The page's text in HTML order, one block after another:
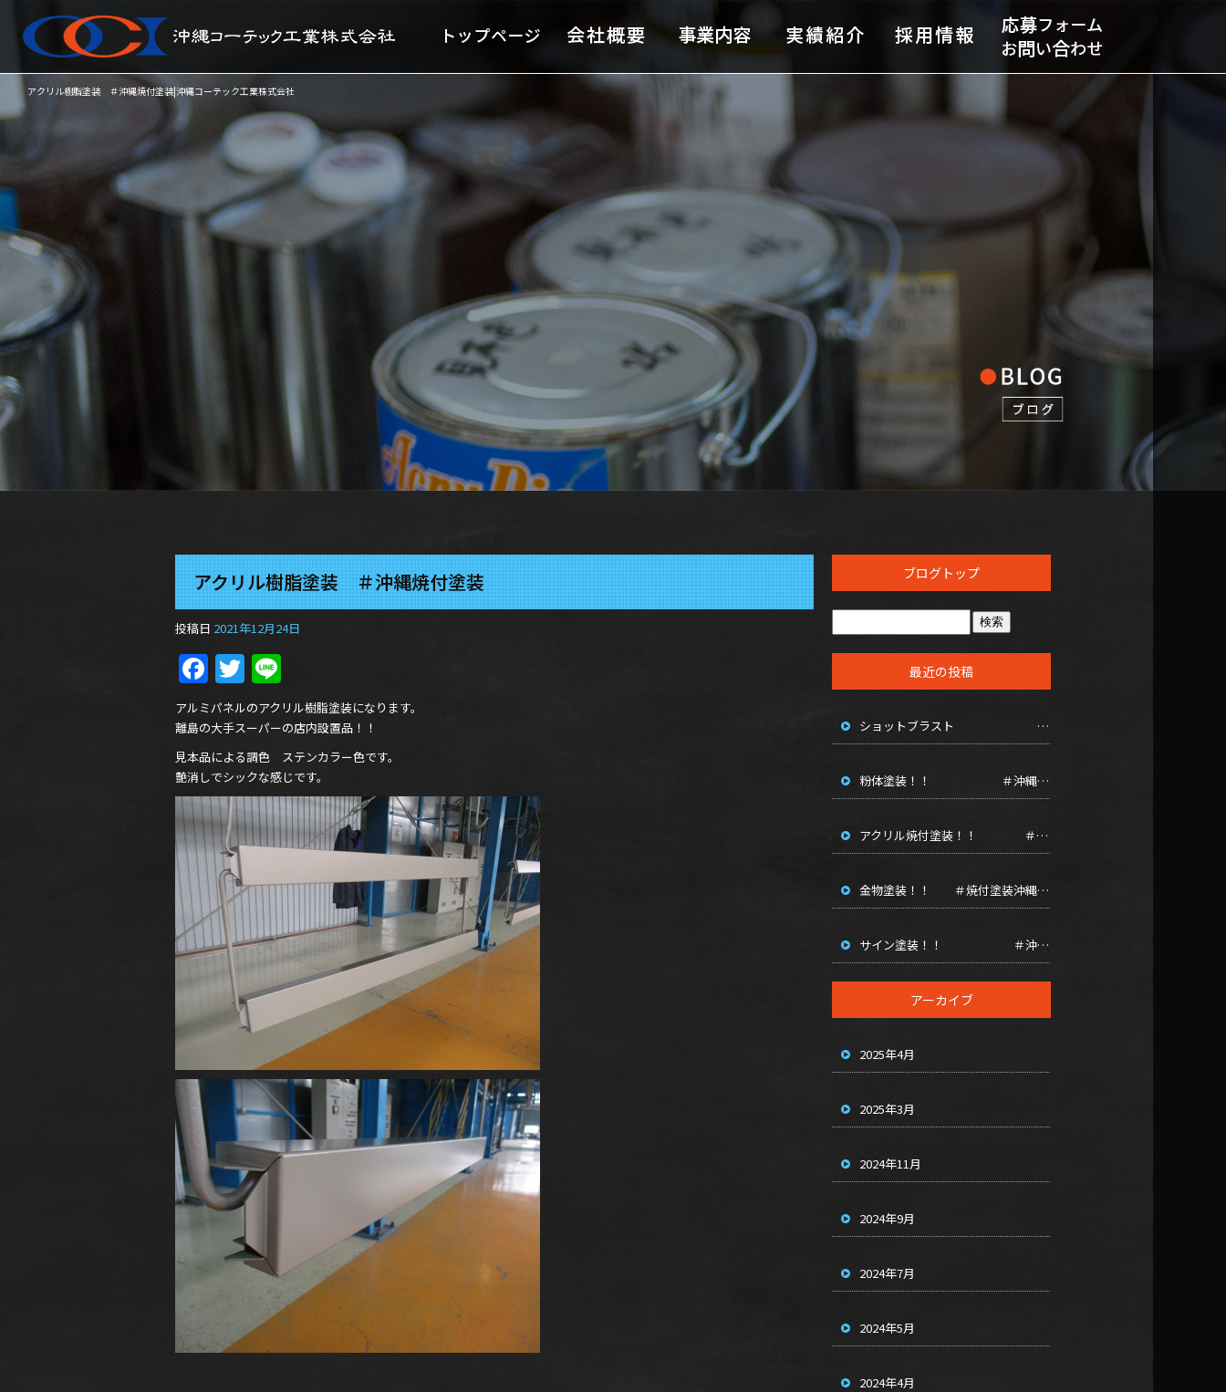
アクリル樹脂塗装 ＃沖縄焼付塗装|沖縄コーテック工業株式会社
アクリル樹脂塗装 ＃沖縄焼付塗装
投稿日 2021年12月24日
Facebook
Twitter
アルミパネルのアクリル樹脂塗装になります。
離島の大手スーパーの店内設置品！！
見本品による調色 ステンカラー色です。
艶消しでシックな感じです。
ブログトップ
最近の投稿
ショットブラスト ＃沖縄焼付塗装 ＃フッ素塗装沖縄 ＃アクリル焼付塗装 ＃粉体塗装沖縄
粉体塗装！！ ＃沖縄粉体塗装 ＃沖縄焼き付け塗装 ＃ショットブラスト沖縄 ＃塗装沖縄
アクリル焼付塗装！！ ＃粉体塗装沖縄 ＃焼き付け塗装沖縄 ＃ウレタン焼付沖縄 ＃アクリル焼付塗装沖縄
金物塗装！！ ＃焼付塗装沖縄 ＃沖縄粉体塗装 ＃沖縄ショットブラスト ＃エポキシ鉄筋沖縄 ＃アクリル焼付塗装沖縄
サイン塗装！！ ＃沖縄焼付塗装 ＃沖縄粉体塗装 ＃エポキシ鉄筋沖縄 ＃アクリル焼付塗装 ＃焼付塗装沖縄
アーカイブ
2025年4月
2025年3月
2024年11月
2024年9月
2024年7月
2024年5月
2024年4月